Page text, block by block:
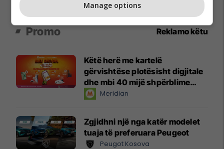
Promo Reklamo këtu
Këtë herë me kartelë
gërvishtëse plotësisht digjitale
dhe mbi 40 mijë shpërblime
instant!Meridian
Zgjidhni një nga katër modelet
tuaja të preferuara Peugeot
Peugot Kosova
Manage options